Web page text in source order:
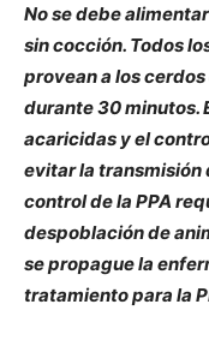
No se debe
sin cocción. Todos
provean a los
durante 30 minutos.
acaricidas y el
evitar la transmisión
control de la PPA
despoblación de
se propague la
tratamiento para la